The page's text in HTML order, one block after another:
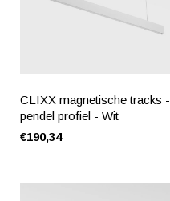
CLIXX magnetische tracks -
pendel profiel - Wit
€190,34